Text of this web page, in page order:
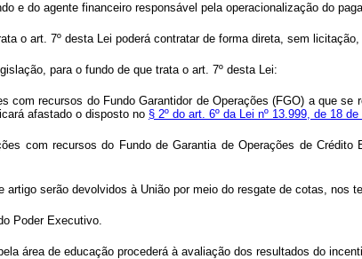
e do agente financeiro responsável pela operacionalização do
o art. 7º desta Lei poderá contratar de forma direta, sem
para o fundo de que trata o art. 7º desta Lei:
com recursos do Fundo Garantidor de Operações (FGO) a que se
afastado o disposto no § 2º do art. 6º da Lei nº 13.999, de 18
com recursos do Fundo de Garantia de Operações de
artigo serão devolvidos à União por meio do resgate de cotas, nos
Poder Executivo.
área de educação procederá à avaliação dos resultados do